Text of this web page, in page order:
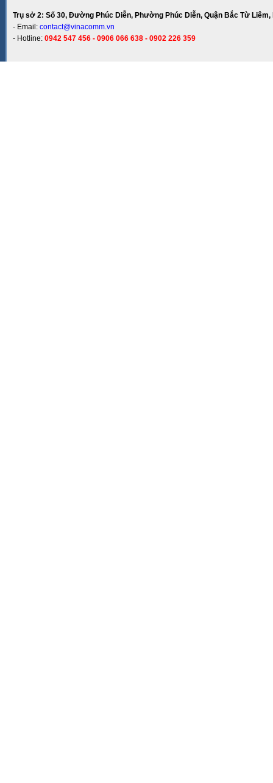
Trụ sở 2: Số 30, Đường Phúc Diễn, Phường Phúc Diễn, Quận Bắc Từ Liêm,
- Email: contact@vinacomm.vn
- Hotline: 0942 547 456 - 0906 066 638 - 0902 226 359